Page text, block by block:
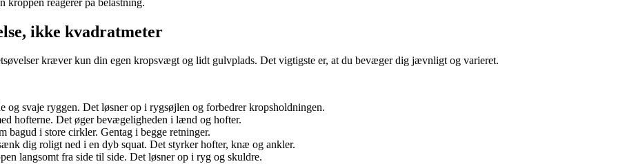
ikke kvadratmeter
kræver kun din egen kropsvægt og lidt gulvplads. Det vigtigste er, at du bevæger dig jævnligt og varieret.
og svaje ryggen. Det løsner op i rygsøjlen og forbedrer kropsholdningen.
hofterne. Det øger bevægeligheden i lænd og hofter.
bagud i store cirkler. Gentag i begge retninger.
dig roligt ned i en dyb squat. Det styrker hofter, knæ og ankler.
langsomt fra side til side. Det løsner op i ryg og skuldre.